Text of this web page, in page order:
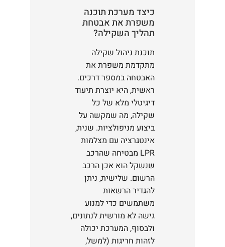
כיצד מערכת תוכנה
משפרת את אבטחת
תהליך השקילה?
תוכנת ניהול שקילה
מתקדמת משפרת את
האבטחה במספר דרכים.
ראשית, היא יוצרת תיעוד
דיגיטלי מלא של כל
שקילה, מה שמקשה על
ביצוע מניפולציות. שנית,
אינטגרציה עם מצלמות
LPR מבטיחה שהרכב
שנשקל הוא אכן הרכב
הרשום. שלישית, ניתן
להגדיר הרשאות
משתמשים כדי למנוע
גישה לא מורשית לנתונים,
ולבסוף, המערכת יכולה
לזהות חריגות (למשל,